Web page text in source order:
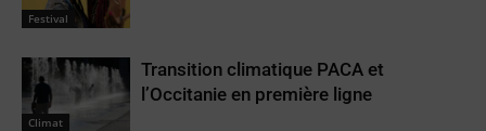
Festival
Climat
Transition climatique PACA et
l’Occitanie en première ligne